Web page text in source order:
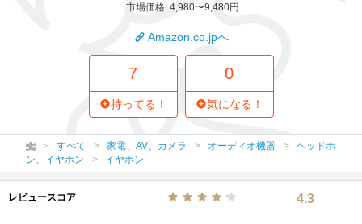
市場価格: 4,980〜9,480円
Amazon.co.jpへ
7
持ってる！
0
気になる！
すべて 家電、AV、カメラ オーディオ機器
ヘッドホ
ン、イヤホン
イヤホン
レビュースコア 4.3